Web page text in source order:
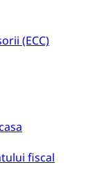
(ECC)
fiscal